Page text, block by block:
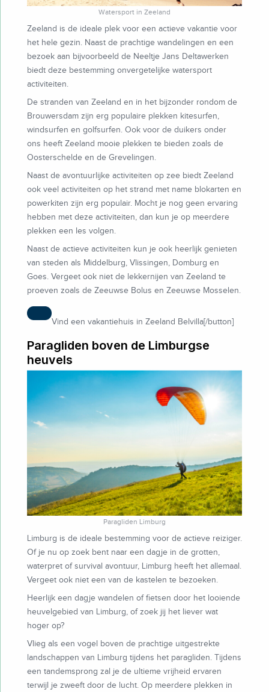
Watersport in Zeeland
Zeeland is de ideale plek voor een actieve vakantie voor
het hele gezin. Naast de prachtige wandelingen en een
bezoek aan bijvoorbeeld de Neeltje Jans Deltawerken
biedt deze bestemming onvergetelijke watersport
activiteiten.
De stranden van Zeeland en in het bijzonder rondom de
Brouwersdam zijn erg populaire plekken kitesurfen,
windsurfen en golfsurfen. Ook voor de duikers onder
ons heeft Zeeland mooie plekken te bieden zoals de
Oosterschelde en de Grevelingen.
Naast de avontuurlijke activiteiten op zee biedt Zeeland
ook veel activiteiten op het strand met name blokarten en
powerkiten zijn erg populair. Mocht je nog geen ervaring
hebben met deze activiteiten, dan kun je op meerdere
plekken een les volgen.
Naast de actieve activiteiten kun je ook heerlijk genieten
van steden als Middelburg, Vlissingen, Domburg en
Goes. Vergeet ook niet de lekkernijen van Zeeland te
proeven zoals de Zeeuwse Bolus en Zeeuwse Mosselen.
Vind een vakantiehuis in Zeeland Belvilla[/button]
Paragliden boven de Limburgse
heuvels
Paragliden Limburg
Limburg is de ideale bestemming voor de actieve reiziger.
Of je nu op zoek bent naar een dagje in de grotten,
waterpret of survival avontuur, Limburg heeft het allemaal.
Vergeet ook niet een van de kastelen te bezoeken.
Heerlijk een dagje wandelen of fietsen door het looiende
heuvelgebied van Limburg, of zoek jij het liever wat
hoger op?
Vlieg als een vogel boven de prachtige uitgestrekte
landschappen van Limburg tijdens het paragliden. Tijdens
een tandemsprong zal je de ultieme vrijheid ervaren
terwijl je zweeft door de lucht. Op meerdere plekken in